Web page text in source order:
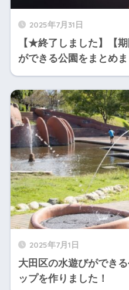
2025年7月31日
【★終了しました】【
ができる公園をまとめ
2025年7月1日
大田区の水遊びができ
ップを作りました！